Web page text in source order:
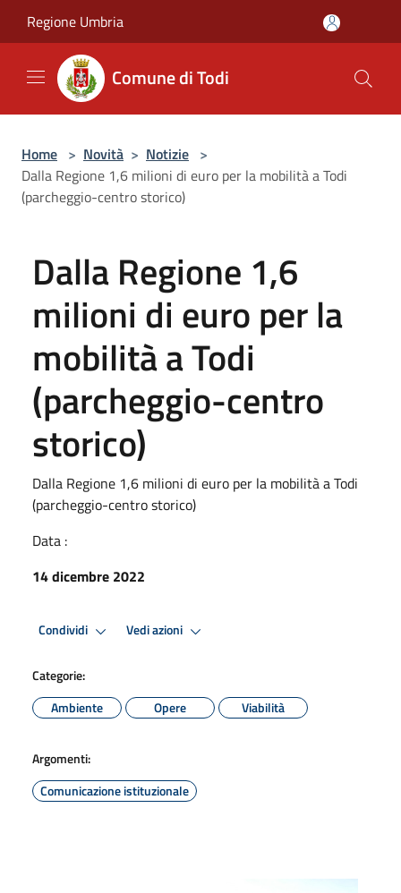
Regione Umbria
Comune di Todi
Home > Novità > Notizie >
Dalla Regione 1,6 milioni di euro per la mobilità a Todi
(parcheggio-centro storico)
Dalla Regione 1,6
milioni di euro per la
mobilità a Todi
(parcheggio-centro
storico)
Dalla Regione 1,6 milioni di euro per la mobilità a Todi
(parcheggio-centro storico)
Data :
14 dicembre 2022
Condividi Vedi azioni
Categorie:
Ambiente
Opere Viabilità
Argomenti:
Comunicazione istituzionale